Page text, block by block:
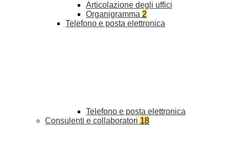
Articolazione degli uffici
Organigramma 2
Telefono e posta elettronica
Telefono e posta elettronica
Consulenti e collaboratori 18